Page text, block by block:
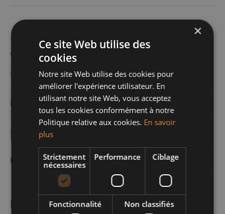
Caractéristiques
Energie
Electricité Oui
Eco
Double vitrage Oui
Informations légales
×
Ce site Web utilise des
cookies
Notre site Web utilise des cookies pour
améliorer l'expérience utilisateur. En
utilisant notre site Web, vous acceptez
tous les cookies conformément à notre
Politique relative aux cookies. En savoir
plus
Strictement
nécessaires
Performance Ciblage
Fonctionnalité Non classifiés